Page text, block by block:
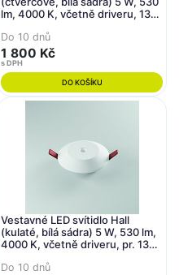
lm, 4000 K, včetně driveru, 130
Do 10 dnů
1 800 Kč
s DPH
DO KOŠÍKU
Vestavné LED svítidlo Hall
(kulaté, bílá sádra) 5 W, 530 lm,
4000 K, včetně driveru, pr. 130
Do 10 dnů